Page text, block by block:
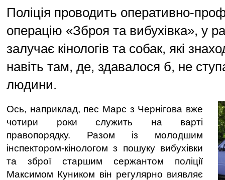
Поліція проводить оперативно-
операцію «Зброя та вибухівка», у
залучає кінологів та собак, які
навіть там, де, здавалося б, не
людини.
Ось, наприклад, пес Марс з Чернігова вже
чотири роки служить на варті
правопорядку. Разом із молодшим
інспектором-кінологом з пошуку вибухівки
та зброї старшим сержантом поліції
Максимом Куником він регулярно виявляє